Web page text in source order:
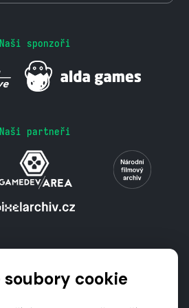
Naši sponzoři
Naši partneři
soubory cookie